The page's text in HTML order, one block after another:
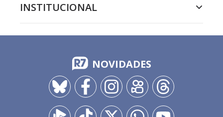
INSTITUCIONAL
NOVIDADES